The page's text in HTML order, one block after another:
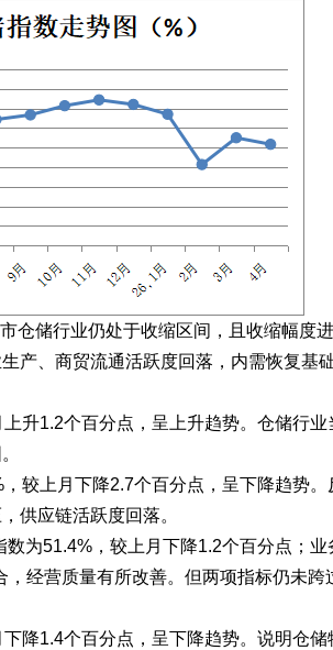
仓储行业仍处于收缩区间，且收缩幅度
产、商贸流通活跃度回落，内需恢复基
升1.2个百分点，呈上升趋势。仓储行
较上月下降2.7个百分点，呈下降趋势
供应链活跃度回落。
为51.4%，较上月下降1.2个百分点；业
经营质量有所改善。但两项指标仍未
降1.4个百分点，呈下降趋势。说明仓